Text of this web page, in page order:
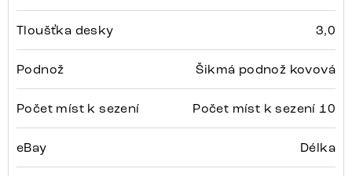
Tloušťka desky 3,0
Podnož Šikmá podnož kovová
Počet míst k sezení Počet míst k sezení 10
eBay Délka